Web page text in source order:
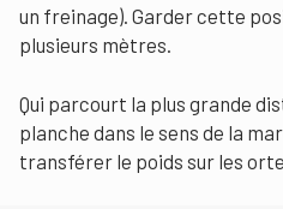
un freinage). Garder cette
plusieurs mètres.
Qui parcourt la plus grande
planche dans le sens de la
transférer le poids sur les